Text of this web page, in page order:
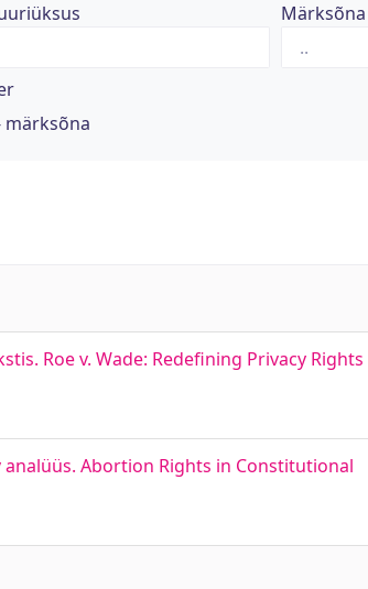
Märksõna
märksõna
Roe v. Wade: Redefining Privacy Rights
Abortion Rights in Constitutional